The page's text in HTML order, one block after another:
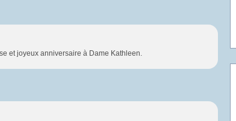
et joyeux anniversaire à Dame Kathleen.